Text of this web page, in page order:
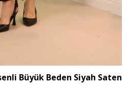
Büyük Beden Siyah Saten